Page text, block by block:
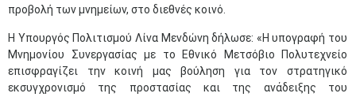
προβολή των μνημείων, στο διεθνές κοινό.
Η Υπουργός Πολιτισμού Λίνα Μενδώνη δήλωσε: «Η υπογραφή του
Μνημονίου Συνεργασίας με το Εθνικό Μετσόβιο Πολυτεχνείο
επισφραγίζει την κοινή μας βούληση για τον στρατηγικό
εκσυγχρονισμό της προστασίας και της ανάδειξης του